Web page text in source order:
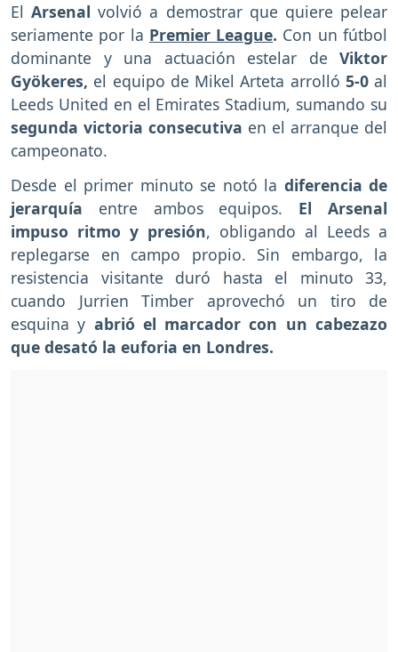
ElArsenal volvió a demostrar que quiere pelear
seriamente por la Premier League. Con un fútbol
dominante y una actuación estelar de Viktor
Gyökeres, el equipo de Mikel Arteta arrolló 5-0al
Leeds United en el Emirates Stadium, sumando su
segunda victoria consecutiva en el arranque del
campeonato.
Desde el primer minuto se notó la diferencia de
jerarquía entre ambos equipos. El Arsenal
impuso ritmo y presión, obligando al Leeds a
replegarse en campo propio. Sin embargo, la
resistencia visitante duró hasta el minuto 33,
cuando Jurrien Timber aprovechó un tiro de
esquina y abrió el marcador con un cabezazo
que desató la euforia en Londres.